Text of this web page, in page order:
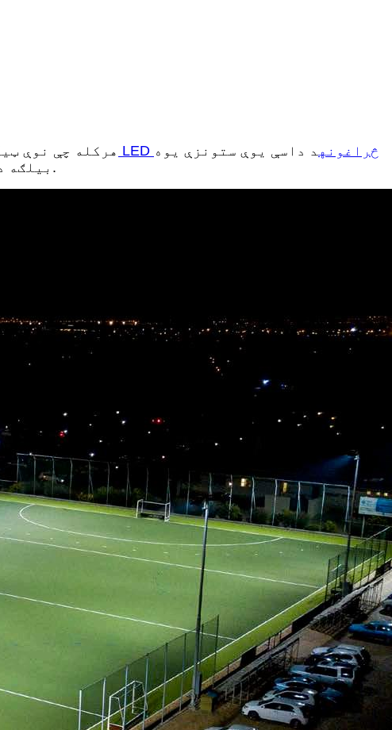
هرکله چې نوې د LED څراغونهد داسې یوې ستونزې یوه
بیلګه ده چې نور بحث ته اړتیا لري او د روښانه کولو پروژې معیاري او عمر لپاره د پام وړ پایلې لري.